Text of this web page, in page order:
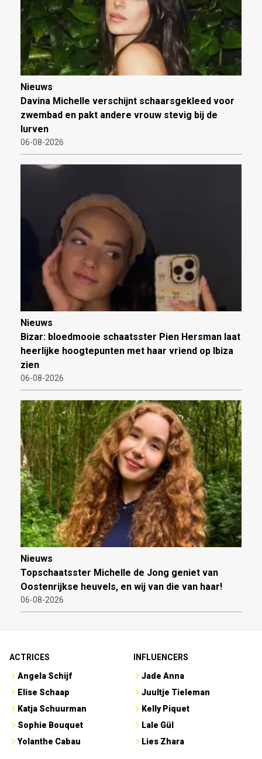
Nieuws
Davina Michelle verschijnt schaarsgekleed voor
zwembad en pakt andere vrouw stevig bij de
lurven
06-08-2026
Nieuws
Bizar: bloedmooie schaatsster Pien Hersman laat
heerlijke hoogtepunten met haar vriend op Ibiza
zien
06-08-2026
Nieuws
Topschaatsster Michelle de Jong geniet van
Oostenrijkse heuvels, en wij van die van haar!
06-08-2026
ACTRICES
Angela Schijf
Elise Schaap
Katja Schuurman
Sophie Bouquet
Yolanthe Cabau
INFLUENCERS
Jade Anna
Juultje Tieleman
Kelly Piquet
Lale Gül
Lies Zhara